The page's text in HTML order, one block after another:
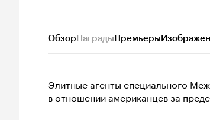
ОбзорНаградыПремьеры
Элитные агенты специального
в отношении американцев за